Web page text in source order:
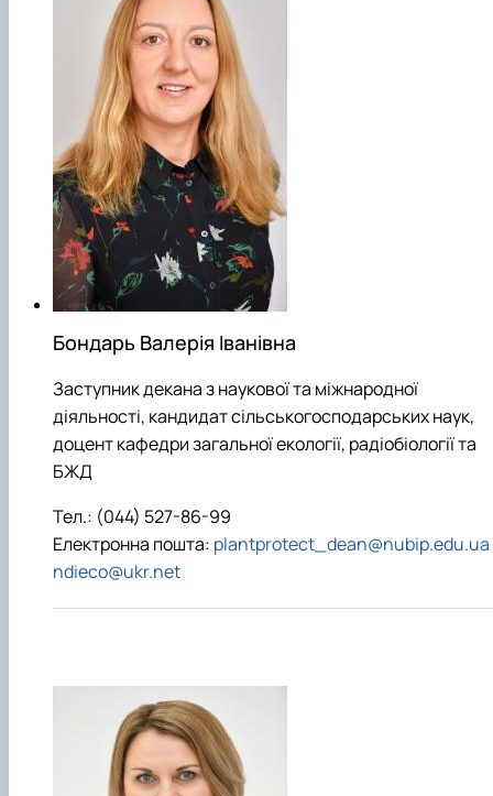
Бондарь Валерія Іванівна
Заступник декана з наукової та міжнародної
діяльності, кандидат сільськогосподарських наук,
доцент кафедри загальної екології, радіобіології та
БЖД
Тел.: (044) 527-86-99
Електронна пошта: plantprotect_dean@nubip.edu.ua
ndieco@ukr.net